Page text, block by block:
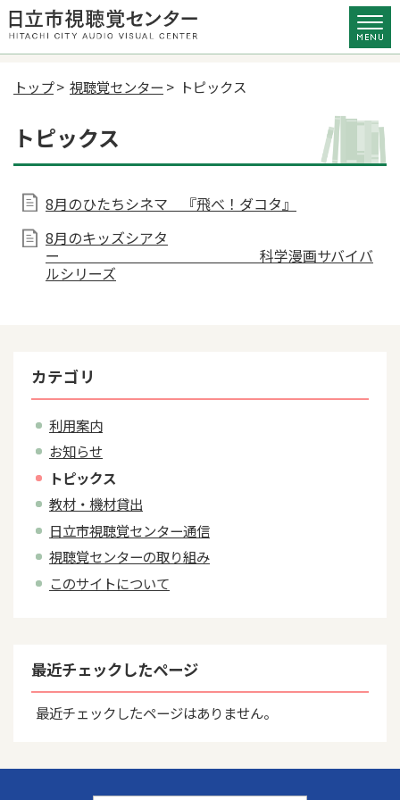
トップ> 視聴覚センター > トピックス
トピックス
8月のひたちシネマ 『飛べ！ダコタ』
8月のキッズシアタ
ー 科学漫画サバイバ
ルシリーズ
カテゴリ
利用案内
お知らせ
トピックス
教材・機材貸出
日立市視聴覚センター通信
視聴覚センターの取り組み
このサイトについて
最近チェックしたページ
最近チェックしたページはありません。